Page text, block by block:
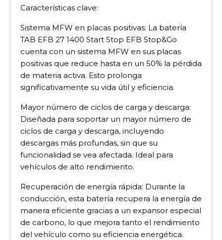
Características clave:
Sistema MFW en placas positivas: La batería
TAB EFB 27 1400 Start Stop EFB Stop&Go
cuenta con un sistema MFW en sus placas
positivas que reduce hasta en un 50% la pérdida
de materia activa. Esto prolonga
significativamente su vida útil y eficiencia.
Mayor número de ciclos de carga y descarga:
Diseñada para soportar un mayor número de
ciclos de carga y descarga, incluyendo
descargas más profundas, sin que su
funcionalidad se vea afectada. Ideal para
vehículos de alto rendimiento.
Recuperación de energía rápida: Durante la
conducción, esta batería recupera la energía de
manera eficiente gracias a un expansor especial
de carbono, lo que mejora tanto el rendimiento
del vehículo como su eficiencia energética.